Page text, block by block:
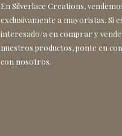
En Silverlace Creations,
exclusivamente a mayoristas. Si
interesado/a en comprar y
nuestros productos, ponte en
con nosotros.